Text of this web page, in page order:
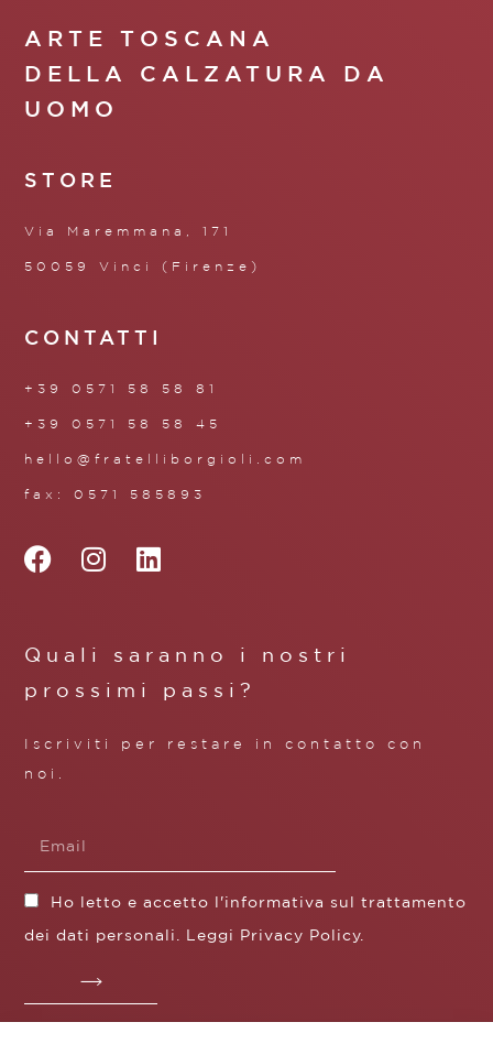
ARTE TOSCANA
DELLA CALZATURA DA
UOMO
STORE
Via Maremmana, 171
50059 Vinci (Firenze)
CONTATTI
+39 0571 58 58 81
+39 0571 58 58 45
hello@fratelliborgioli.com
fax: 0571 585893
Quali saranno i nostri
prossimi passi?
Iscriviti per restare in contatto con
noi.
Ho letto e accetto l'informativa sul trattamento
dei dati personali. Leggi Privacy Policy